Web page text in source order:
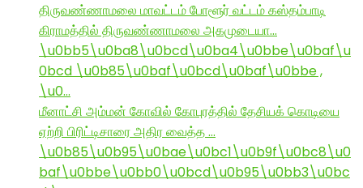
திருவண்ணாமலை மாவட்டம் போளூர் வட்டம் கஸ்தம்பாடி
கிராமத்தில் திருவண்ணாமலை அகமுடையா…
\u0bb5\u0ba8\u0bcd\u0ba4\u0bbe\u0baf\u
0bcd \u0b85\u0baf\u0bcd\u0baf\u0bbe ,
\u0…
மீனாட்சி அம்மன் கோவில் கோபுரத்தில் தேசியக் கொடியை
ஏற்றி பிரிட்டிசாரை அதிர வைத்த …
\u0b85\u0b95\u0bae\u0bc1\u0b9f\u0bc8\u0
baf\u0bbe\u0bb0\u0bcd\u0b95\u0bb3\u0bc